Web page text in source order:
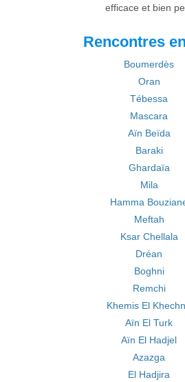
efficace et bien
Rencontres
Boumerdès
Oran
Tébessa
Mascara
Aïn Beïda
Baraki
Ghardaïa
Mila
Hamma
Meftah
Ksar Chellala
Dréan
Boghni
Remchi
Khemis El
Aïn El Turk
Aïn El Hadjel
Azazga
El Hadjira